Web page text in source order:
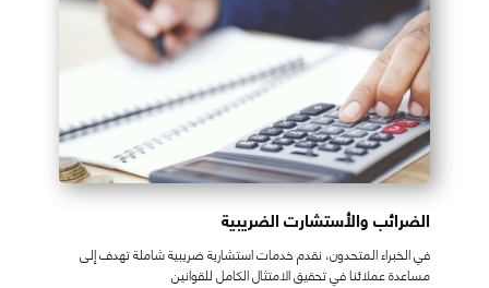
الضرائب والأستشارت الضريبية
في الخبراء المتحدون، نقدم خدمات استشارية ضريبية شاملة تهدف إلى
مساعدة عملائنا في تحقيق الامتثال الكامل للقوانين